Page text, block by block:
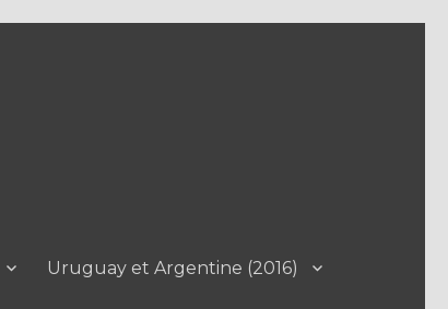
Uruguay et Argentine (2016)